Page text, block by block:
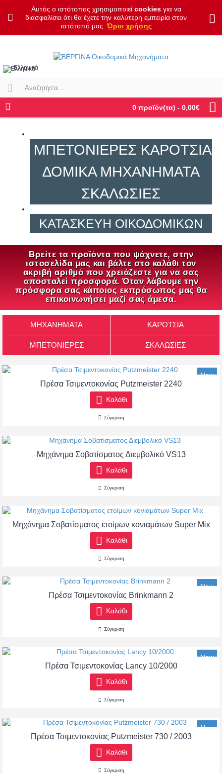
Αυτός ο ιστότοπος χρησιμοποιεί cookiesγια να
διασφαλίσει ότι θα έχετε την καλύτερη εμπειρία στον
ιστότοπό μας.Όροι χρήσης
0 προϊόν(τα) - 0,00€
Ελληνικά
ΜΠΕΤΟΝΙΈΡΕΣ ΚΑΡΌΤΣΙΑ
ΔΟΜΙΚΆ ΜΗΧΑΝΉΜΑΤΑ
ΣΚΑΛΩΣΙΈΣ
ΚΑΤΑΣΚΕΥΉ ΟΙΚΟΔΟΜΙΚΏΝ
ΜΗΧΑΝΗΜΆΤΩΝ
(+30) 2310764861
ΒΕΡΓΙΝΑ
Βρείτε τα προϊόντα που ψάχνετε, στην
ιστοσελίδα μας και βάλτε στο καλάθι τον
ακριβή αριθμό που χρειάζεστε για να σας
αποσταλεί προσφορά. Όταν λάβουμε την
πρόσφορα σας κάποιος εκπρόσωπος μας θα
επικοινωνήσει μαζί σας άμεσα.
MHXANHMATA ΚΑΡΟΤΣΙΑ
ΜΠΕΤΟΝΙΕΡΕΣ ΣΚΑΛΩΣΙΕΣ
New
Πρέσα Τσιμεντοκονίας Putzmeister 2240
Καλάθι
Σύγκριση
Μηχάνημα Σοβατίσματος Διεμβολικό VS13
Καλάθι
Σύγκριση
Μηχάνημα Σοβατίσματος ετοίμων κονιαμάτων Super Mix
Καλάθι
Σύγκριση
New
Πρέσα Τσιμεντοκονίας Brinkmann 2
Καλάθι
Σύγκριση
New
Πρέσα Τσιμεντοκονίας Lancy 10/2000
Καλάθι
Σύγκριση
New
Πρέσα Τσιμεντοκονίας Putzmeister 730 / 2003
Καλάθι
Σύγκριση